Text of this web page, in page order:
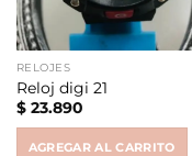
RELOJES
Reloj digi 21
$23.890
AGREGAR AL CARRITO